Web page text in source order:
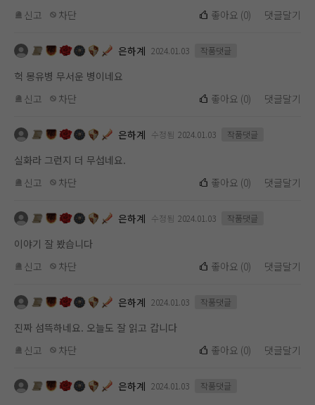
신고
차단 좋아요 (0) 댓글달기
은하계 2024.01.03 작품댓글
헉 몽유병 무서운 병이네요
신고
차단 좋아요 (0) 댓글달기
은하계 수정됨 2024.01.03 작품댓글
실화라 그런지 더 무섭네요.
신고
차단 좋아요 (0) 댓글달기
은하계 수정됨 2024.01.03 작품댓글
이야기 잘 봤습니다
신고
차단 좋아요 (0) 댓글달기
은하계 2024.01.03 작품댓글
진짜 섬뜩하네요. 오늘도 잘 읽고 갑니다
신고
차단 좋아요 (0) 댓글달기
은하계 2024.01.03 작품댓글